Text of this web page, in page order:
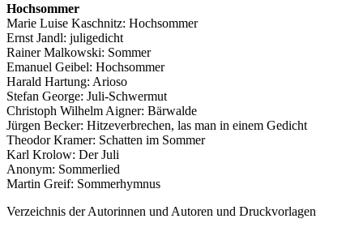
Hochsommer
Marie Luise Kaschnitz: Hochsommer
Ernst Jandl: juligedicht
Rainer Malkowski: Sommer
Emanuel Geibel: Hochsommer
Harald Hartung: Arioso
Stefan George: Juli-Schwermut
Christoph Wilhelm Aigner: Bärwalde
Jürgen Becker: Hitzeverbrechen, las man in einem Gedicht
Theodor Kramer: Schatten im Sommer
Karl Krolow: Der Juli
Anonym: Sommerlied
Martin Greif: Sommerhymnus
Verzeichnis der Autorinnen und Autoren und Druckvorlagen